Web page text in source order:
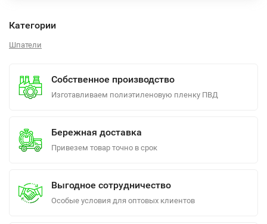
Категории
Шпатели
Собственное производство
Изготавливаем полиэтиленовую пленку ПВД
Бережная доставка
Привезем товар точно в срок
Выгодное сотрудничество
Особые условия для оптовых клиентов